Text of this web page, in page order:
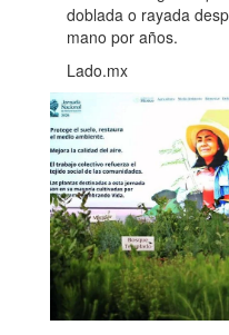
doblada o rayada
mano por años.
Lado.mx